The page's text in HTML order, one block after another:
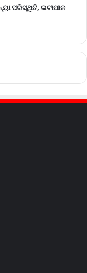
ପରିସ୍ଥିତି, ଇଟାପାଳ